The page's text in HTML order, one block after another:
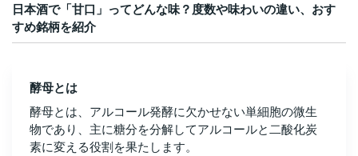
日本酒で「甘口」ってどんな味？度数や味わいの違い、おす
すめ銘柄を紹介
酵母とは
酵母とは、アルコール発酵に欠かせない単細胞の微生
物であり、主に糖分を分解してアルコールと二酸化炭
素に変える役割を果たします。